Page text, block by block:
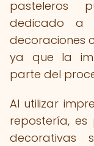
pasteleros
dedicado a
decoraciones
ya que la
parte del
Al utilizar
repostería, es
decorativas